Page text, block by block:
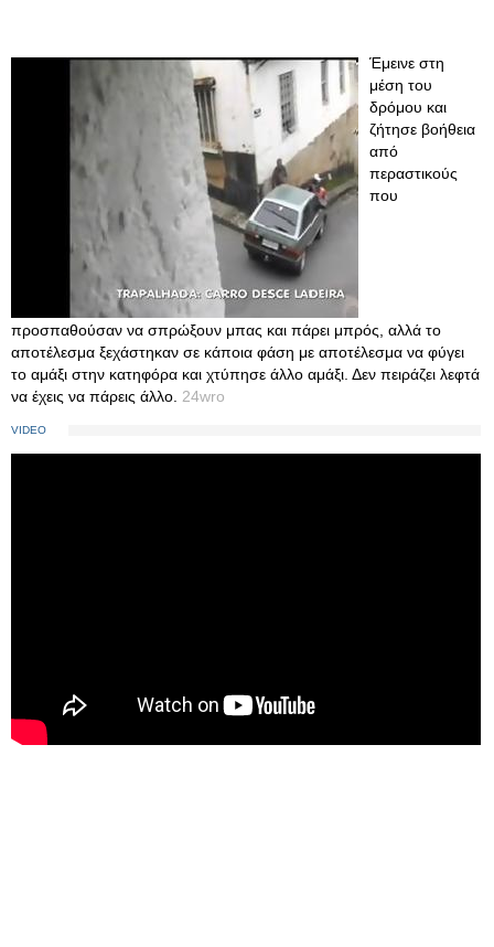
Έμεινε στη
μέση του
δρόμου και
ζήτησε βοήθεια
από
περαστικούς
που
προσπαθούσαν να σπρώξουν μπας και πάρει μπρός, αλλά το
αποτέλεσμα ξεχάστηκαν σε κάποια φάση με αποτέλεσμα να φύγει
το αμάξι στην κατηφόρα και χτύπησε άλλο αμάξι. Δεν πειράζει λεφτά
να έχεις να πάρεις άλλο. 24wro
VIDEO